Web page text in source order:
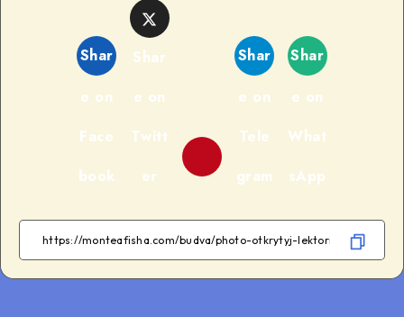
Shar
e on
Face
book
Shar
e on
Twitt
er
Shar
e on
Tele
gram
Shar
e on
What
sApp